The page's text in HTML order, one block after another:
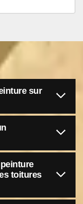
sur
toitures